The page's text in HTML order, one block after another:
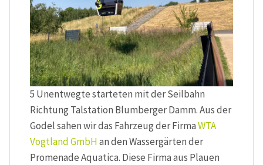
5 Unentwegte starteten mit der Seilbahn
Richtung Talstation Blumberger Damm. Aus der
Godel sahen wir das Fahrzeug der FirmaWTA
Vogtland GmbHan den Wassergärten der
Promenade Aquatica. Diese Firma aus Plauen